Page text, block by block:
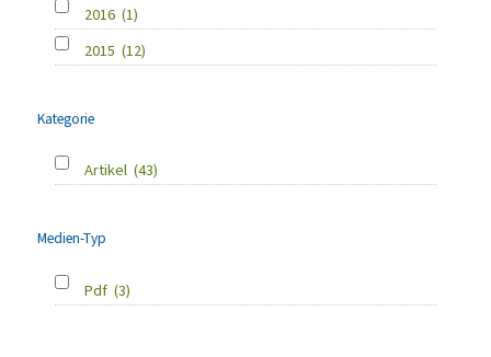
2016 (1)
2015 (12)
Kategorie
Artikel (43)
Medien-Typ
Pdf (3)